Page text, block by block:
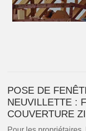
POSE DE
NEUVILLETTE :
COUVERTURE